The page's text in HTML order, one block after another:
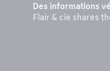
Des informations
Flair & cie shares